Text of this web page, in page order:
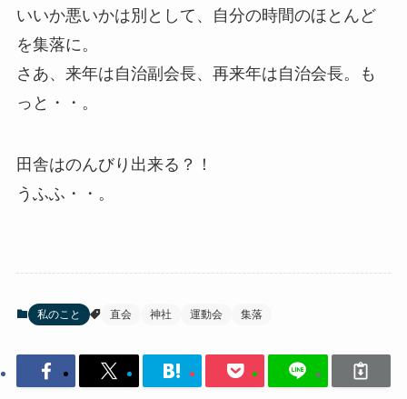
いいか悪いかは別として、自分の時間のほとんど
を集落に。
さあ、来年は自治副会長、再来年は自治会長。も
っと・・。
田舎はのんびり出来る？！
うふふ・・。
私のこと 直会 神社 運動会 集落